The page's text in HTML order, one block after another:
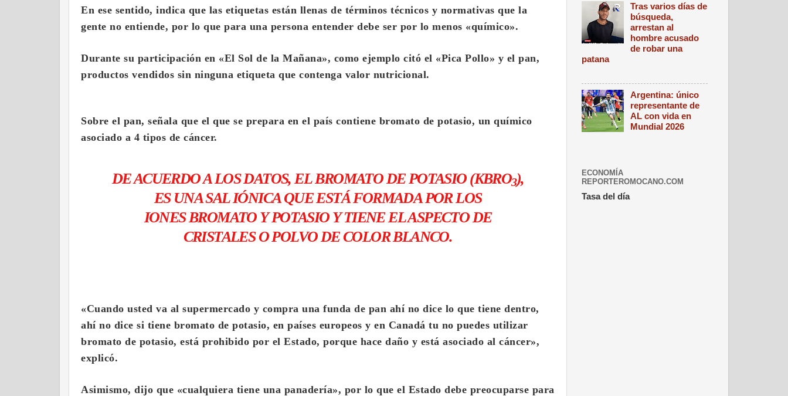
En ese sentido, indica que las etiquetas están llenas de términos técnicos y normativas que la
gente no entiende, por lo que para una persona entender debe ser por lo menos «químico».
Durante su participación en «El Sol de la Mañana», como ejemplo citó el «Pica Pollo» y el pan,
productos vendidos sin ninguna etiqueta que contenga valor nutricional.
Sobre el pan, señala que el que se prepara en el país contiene bromato de potasio, un químico
asociado a 4 tipos de cáncer.
DE ACUERDO A LOS DATOS, ELBROMATO DE POTASIO(KBRO3),
ES UNA SAL IÓNICA QUE ESTÁ FORMADA POR LOS
IONES BROMATO Y POTASIO Y TIENE EL ASPECTO DE
CRISTALES O POLVO DE COLOR BLANCO.
«Cuando usted va al supermercado y compra una funda de pan ahí no dice lo que tiene dentro,
ahí no dice si tiene bromato de potasio, en países europeos y en Canadá tu no puedes utilizar
bromato de potasio, está prohibido por el Estado, porque hace daño y está asociado al cáncer»,
explicó.
Asimismo, dijo que «cualquiera tiene una panadería», por lo que el Estado debe preocuparse para
Tras varios días de
búsqueda,
arrestan al
hombre acusado
de robar una
patana
Argentina: único
representante de
AL con vida en
Mundial 2026
ECONOMÍA
REPORTEROMOCANO.COM
Tasa del día